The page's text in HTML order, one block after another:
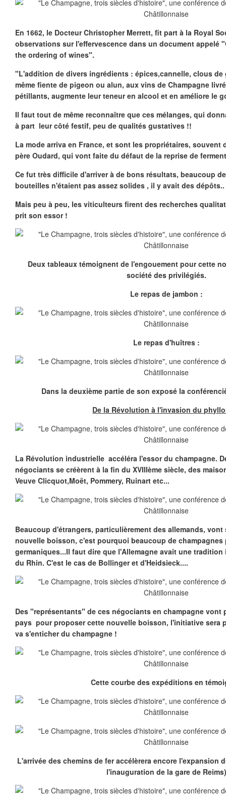
En 1662, le Docteur Christopher Merrett, fit part à la Royal
observations sur l'effervescence dans un document appelé
the ordering of wines".
"L'addition de divers ingrédients : épices,cannelle, clous de
même fiente de pigeon ou alun, aux vins de Champagne
pétillants, augmente leur teneur en alcool et en améliore le
Il faut tout de même reconnaître que ces mélanges, qui
à part leur côté festif, peu de qualités gustatives !!
La mode arriva en France, et sont les propriétaires, souvent
père Oudard, qui vont faite du défaut de la reprise de
Ce fut très difficile d'arriver à de bons résultats, beaucoup
bouteilles n'étaient pas assez solides , il y avait des dépôts..
Mais peu à peu, les viticulteurs firent des recherches
prit son essor !
Deux tableaux témoignent de l'engouement pour cette
société des privilégiés.
Le repas de jambon :
Le repas d'huîtres :
Dans la deuxième partie de son exposé la
De la Révolution à l'invasion du
La Révolution industrielle accéléra l'essor du champagne.
négociants se créèrent à la fin du XVIIIème siècle, des
Veuve Clicquot,Moët, Pommery, Ruinart etc...
Beaucoup d'étrangers, particulièrement des allemands, vont
nouvelle boisson, c'est pourquoi beaucoup de champagnes
germaniques...Il faut dire que l'Allemagne avait une
du Rhin. C'est le cas de Bollinger et d'Heidsieck....
Des "représentants" de ces négociants en champagne vont
pays pour proposer cette nouvelle boisson, l'initiative sera
va s'enticher du champagne !
Cette courbe des expéditions en
L'arrivée des chemins de fer accélèrera encore l'expansion
l'inauguration de la gare de Reims)